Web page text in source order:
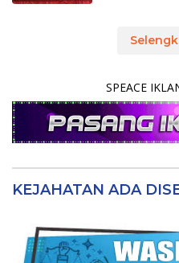
SPEACE IKLAN HUB.
KEJAHATAN ADA